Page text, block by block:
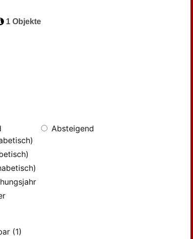
1 Objekte
Absteigend
(1)